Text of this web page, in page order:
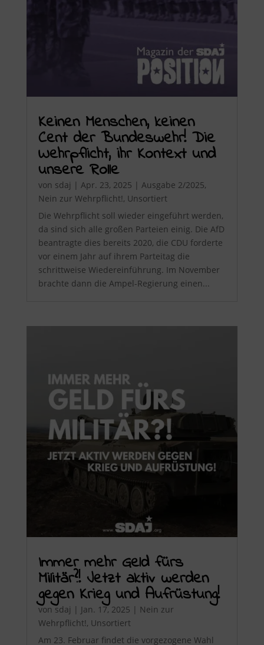
Keinen Menschen, keinen
Cent der Bundeswehr! Die
Wehrpflicht, ihr Kontext und
unsere Rolle
von sdaj | Apr. 23, 2025 | Ausgabe 2/2025,
Nein zur Wehrpflicht!, Unsortiert
Die Wehrpflicht soll wieder eingeführt werden,
da sind sich alle großen Parteien einig. Die AfD
beantragte dies bereits 2020, die CDU forderte
vor einem Jahr auf ihrem Parteitag die
schrittweise Wiedereinführung. Im November
brachte dann die Ampel-Regierung einen...
Immer mehr Geld fürs
Militär?! Jetzt aktiv werden
gegen Krieg und Aufrüstung!
von sdaj | Jan. 17, 2025 | Nein zur
Wehrpflicht!, Unsortiert
Am 23. Februar findet die vorgezogene Wahl